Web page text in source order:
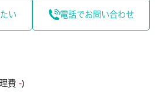
い 電話でお問い合わせ
費-)